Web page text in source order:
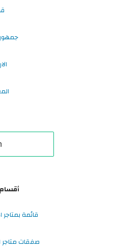
قائمة بمتاجر
صفقات متاجر